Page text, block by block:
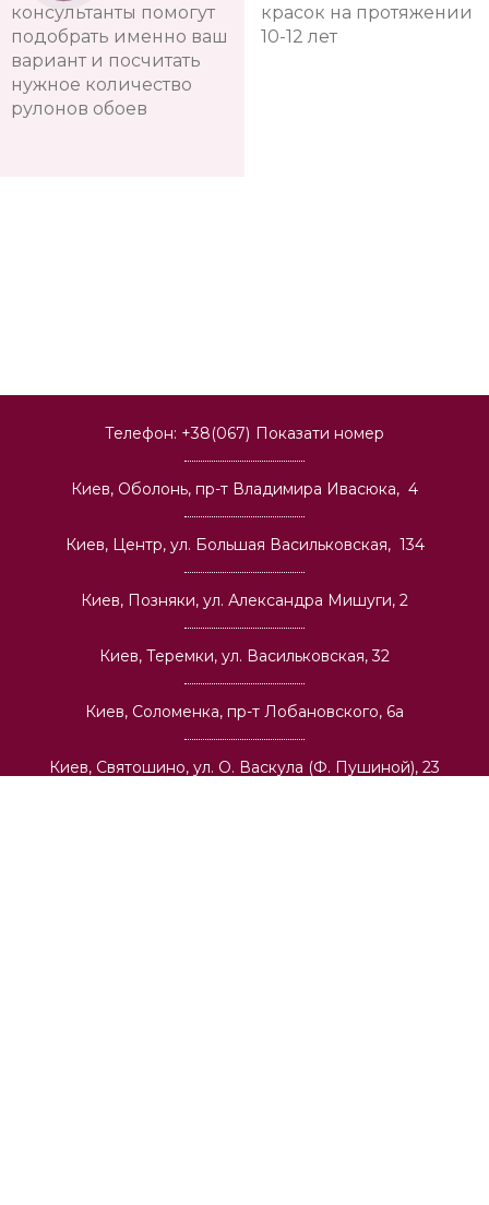
консультанты помогут
подобрать именно ваш
вариант и посчитать
нужное количество
рулонов обоев
красок на протяжении
10-12 лет
Телефон: +38(067) Показати номер
Киев, Оболонь, пр-т Владимира Ивасюка, 4
Киев, Центр, ул. Большая Васильковская, 134
Киев, Позняки, ул. Александра Мишуги, 2
Киев, Теремки, ул. Васильковская, 32
Киев, Соломенка, пр-т Лобановского, 6а
Киев, Святошино, ул. О. Васкула (Ф. Пушиной), 23